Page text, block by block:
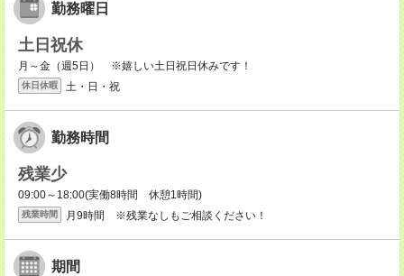
勤務曜日
土日祝休
月～金（週5日） ※嬉しい土日祝日休みです！
休日休暇 土・日・祝
勤務時間
残業少
09:00～18:00(実働8時間 休憩1時間)
残業時間 月9時間 ※残業なしもご相談ください！
期間